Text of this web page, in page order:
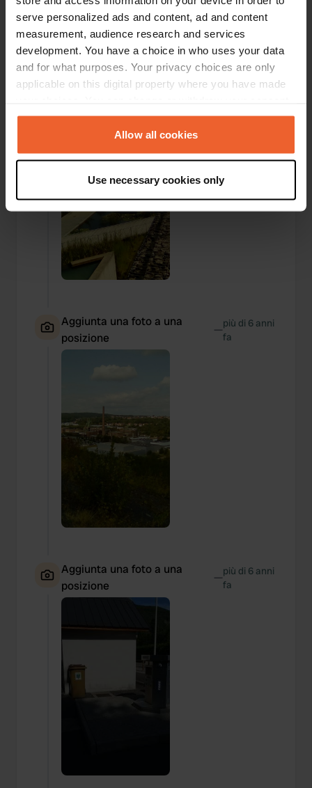
serve personalized ads and content, ad and content
measurement, audience research and services
development. You have a choice in who uses your data
and for what purposes. Your privacy choices are only
applicable on this digital property where you have made
any time from the Cookie Declaration or by clicking on
the Privacy trigger icon.
Collect information about your geographical location
which can be accurate to within several meters
Identify your device by actively scanning it for
specific characteristics (fingerprinting)
Find out more about how your personal data is processed
and set your preferences in the
provide social media features and to analyse our traffic.
We also share information about your use of our site with
our social media, advertising and analytics partners who
Allow all cookies
Use necessary cookies only
Aggiunta una foto a una
posizione
—più di 6 anni
fa
Aggiunta una foto a una
posizione
—più di 6 anni
fa
Aggiunta una foto a una
posizione
—più di 6 anni
fa